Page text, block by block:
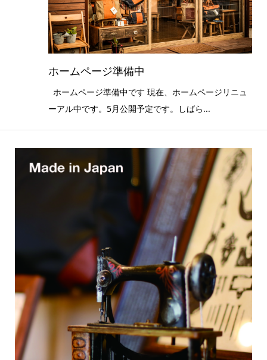
ホームページ準備中
ホームページ準備中です 現在、ホームページリニュ
ーアル中です。5月公開予定です。しばら...